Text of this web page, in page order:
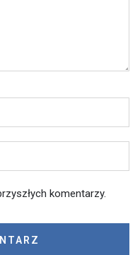
komentarzy.